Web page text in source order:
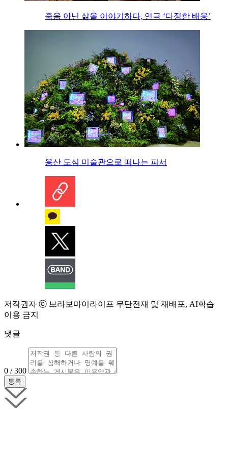
죽음 아닌 삶을 이야기하다, 연극 ‘다정한 배웅’
용산 도심 미술관으로 떠나는 피서
저작권자 ⓒ 브라보마이라이프 무단전재 및 재배포, AI학습
이용 금지
댓글
0 / 300